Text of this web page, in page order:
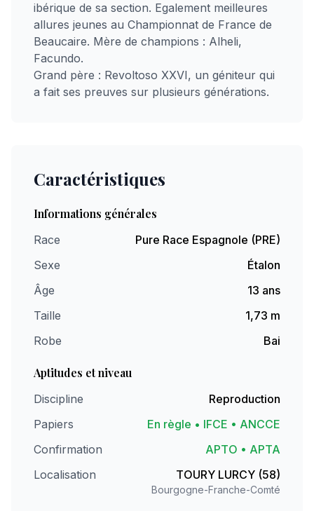
ibérique de sa section. Egalement meilleures
allures jeunes au Championnat de France de
Beaucaire. Mère de champions : Alheli,
Facundo.
Grand père : Revoltoso XXVI, un géniteur qui
a fait ses preuves sur plusieurs générations.
Caractéristiques
Informations générales
Race
Pure Race Espagnole (PRE)
Sexe
Étalon
Âge
13 ans
Taille
1,73 m
Robe
Bai
Aptitudes et niveau
Discipline
Reproduction
Papiers
En règle • IFCE • ANCCE
Confirmation
APTO • APTA
Localisation
TOURY LURCY (58)
Bourgogne-Franche-Comté